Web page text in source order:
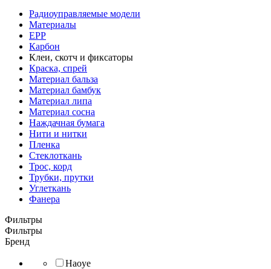
Радиоуправляемые модели
Материалы
EPP
Карбон
Клеи, скотч и фиксаторы
Краска, спрей
Материал бальза
Материал бамбук
Материал липа
Материал сосна
Наждачная бумага
Нити и нитки
Пленка
Стеклоткань
Трос, корд
Трубки, прутки
Углеткань
Фанера
Фильтры
Фильтры
Бренд
Haoye